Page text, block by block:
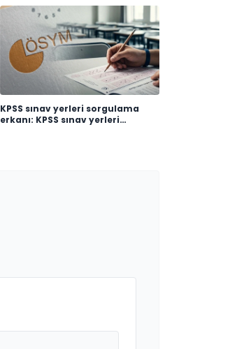
KPSS sınav yerleri sorgulama
erkanı: KPSS sınav yerleri